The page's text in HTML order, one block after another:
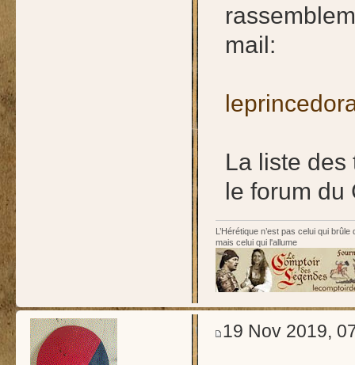
mail:
La liste des
le forum du
L’Hérétique n’est pas celui qui
mais celui qui l'allume
19 Nov 2019,